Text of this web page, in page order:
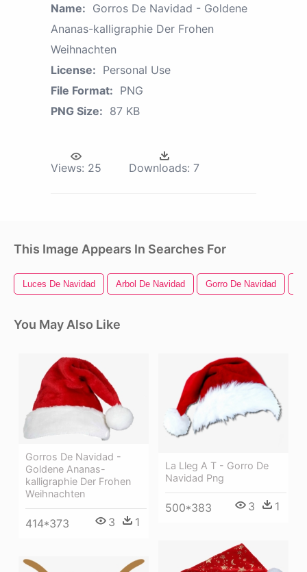
Name: Gorros De Navidad - Goldene
Ananas-kalligraphie Der Frohen
Weihnachten
License: Personal Use
File Format: PNG
PNG Size: 87 KB
Views: 25 Downloads: 7
This Image Appears In Searches For
Luces De Navidad Arbol De Navidad Gorro De Navidad
You May Also Like
Gorros De Navidad -
Goldene Ananas-
kalligraphie Der Frohen
Weihnachten
414*373 3 1
La Lleg A T - Gorro De
Navidad Png
500*383 3 1